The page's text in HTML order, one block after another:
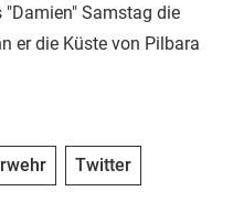
"Damien" Samstag die
er die Küste von Pilbara
Twitter